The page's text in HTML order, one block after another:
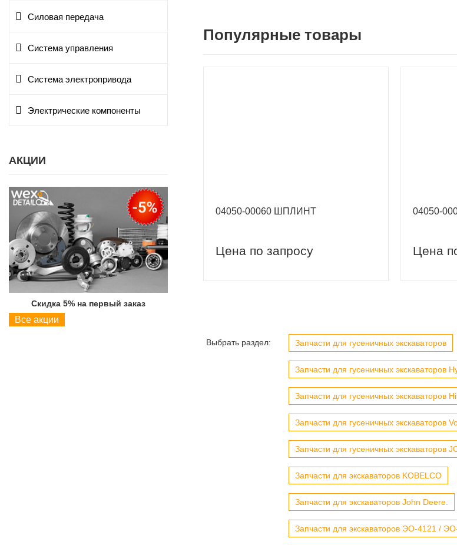
Силовая передача
Система управления
Система электропривода
Электрические компоненты
АКЦИИ
Скидка 5% на первый заказ
Все акции
Популярные товары
04050-00060 ШПЛИНТ
Цена по запросу
04050-
Цена
Выбрать раздел: Запчасти для гусеничных экскаваторов
Запчасти для гусеничных экскаваторов
Запчасти для гусеничных экскаваторов
Запчасти для гусеничных экскаваторов
Запчасти для гусеничных экскаваторов
Запчасти для экскаваторов KOBELCO
Запчасти для экскаваторов John Deere.
Запчасти для экскаваторов ЭО-4121 /